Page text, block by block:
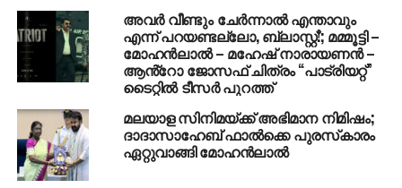
അവർ വീണ്ടും ചേർന്നാൽ എന്താവും
എന്ന് പറയണ്ടല്ലോ, ബ്ലാസ്റ്റ്!; മമ്മൂട്ടി –
മോഹൻലാൽ – മഹേഷ് നാരായണൻ –
ആൻ്റോ ജോസഫ് ചിത്രം “പാട്രിയറ്റ്”
ടൈറ്റിൽ ടീസർ പുറത്ത്
മലയാള സിനിമയ്ക്ക് അഭിമാന നിമിഷം;
ദാദാസാഹേബ് ഫാല്‍ക്കെ പുരസ്‌കാരം
ഏറ്റുവാങ്ങി മോഹന്‍ലാല്‍